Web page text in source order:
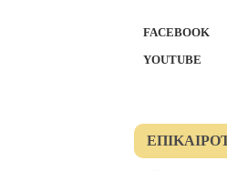
FACEBOOK
YOUTUBE